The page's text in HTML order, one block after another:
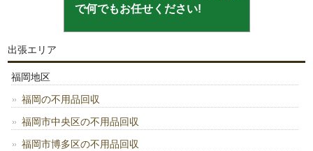
で何でもお任せください!
出張エリア
福岡地区
福岡の不用品回収
福岡市中央区の不用品回収
福岡市博多区の不用品回収